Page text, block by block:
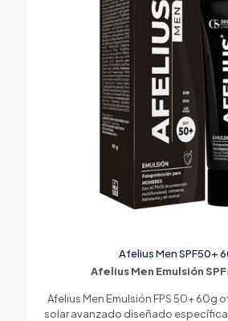
Afelius Men SPF50+
Afelius Men Emulsión
Afelius Men Emulsión FPS 50+ 60g
solar avanzado diseñado